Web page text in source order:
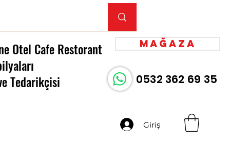
Otel Cafe Restorant
Tedarikçisi
Mağaza
0532 362 69 35
Giriş